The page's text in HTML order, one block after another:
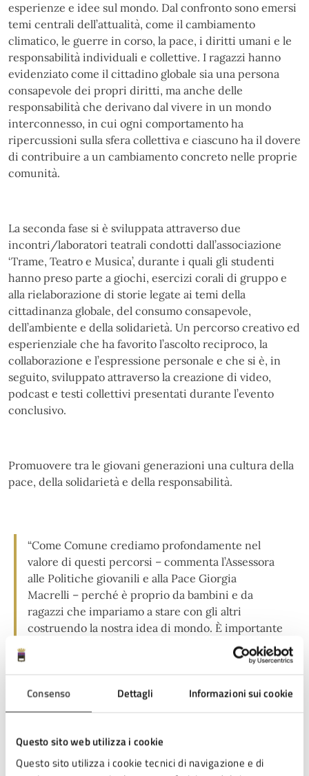
Consenso Dettagli Informazioni sui cookie
Questo sito web utilizza i cookie
Questo sito utilizza i cookie tecnici di navigazione e di
esperienze e idee sul mondo. Dal confronto sono emersi
temi centrali dell’attualità, come il cambiamento
climatico, le guerre in corso, la pace, i diritti umani e le
responsabilità individuali e collettive. I ragazzi hanno
evidenziato come il cittadino globale sia una persona
consapevole dei propri diritti, ma anche delle
responsabilità che derivano dal vivere in un mondo
interconnesso, in cui ogni comportamento ha
ripercussioni sulla sfera collettiva e ciascuno ha il dovere
di contribuire a un cambiamento concreto nelle proprie
comunità.
La seconda fase si è sviluppata attraverso due
incontri/laboratori teatrali condotti dall’associazione
‘Trame, Teatro e Musica’, durante i quali gli studenti
hanno preso parte a giochi, esercizi corali di gruppo e
alla rielaborazione di storie legate ai temi della
cittadinanza globale, del consumo consapevole,
dell’ambiente e della solidarietà. Un percorso creativo ed
esperienziale che ha favorito l’ascolto reciproco, la
collaborazione e l’espressione personale e che si è, in
seguito, sviluppato attraverso la creazione di video,
podcast e testi collettivi presentati durante l’evento
conclusivo.
Promuovere tra le giovani generazioni una cultura della
pace, della solidarietà e della responsabilità.
“Come Comune crediamo profondamente nel
valore di questi percorsi – commenta l’Assessora
alle Politiche giovanili e alla Pace Giorgia
Macrelli – perché è proprio da bambini e da
ragazzi che impariamo a stare con gli altri
costruendo la nostra idea di mondo. È importante
essere guidati in questa scoperta: si impara ad
ascoltare, a discutere e ad accettare pur
complessità. Questo progetto ha permesso alle
studentesse e agli studenti di aprire ancora di più
cittadinanza più ampia, lavorando sui pregiudizi e
stereotipi e rispecchiandosi in storie di ragazze e